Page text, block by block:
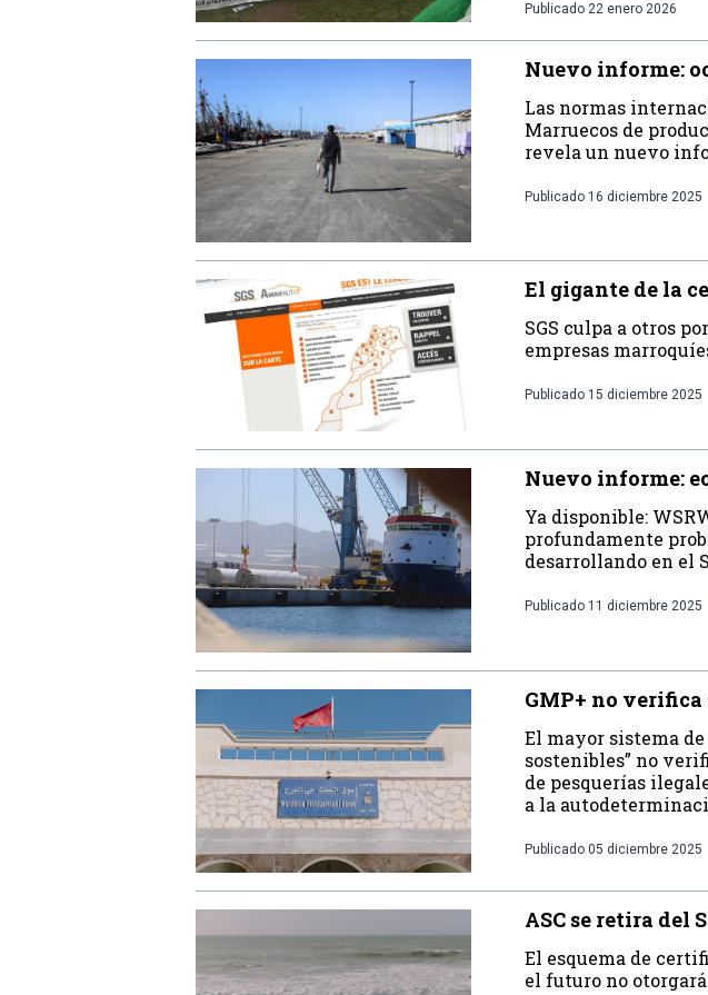
Publicado 22 enero 2026
Nuevo informe:
Las normas
Marruecos de
revela un nuevo
Publicado 16 diciembre 2025
El gigante de la
SGS culpa a otros
empresas
Publicado 15 diciembre 2025
Nuevo informe:
Ya disponible:
profundamente
desarrollando en el
Publicado 11 diciembre 2025
GMP+ no verifica
El mayor sistema
sostenibles” no
de pesquerías
a la
Publicado 05 diciembre 2025
ASC se retira del
El esquema de
el futuro no